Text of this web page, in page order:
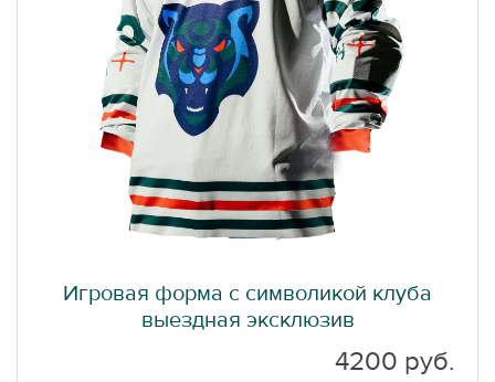
Игровая форма с символикой клуба
выездная эксклюзив
4200 руб.